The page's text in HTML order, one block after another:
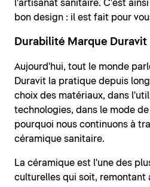
l'artisanat sanitaire. C'est
bon design : il est fait pour
Durabilité Marque Duravit
Aujourd'hui, tout le monde
Duravit la pratique depuis
choix des matériaux, dans
technologies, dans le mode
pourquoi nous continuons à
céramique sanitaire.
La céramique est l'une des
culturelles qui soit, remontant